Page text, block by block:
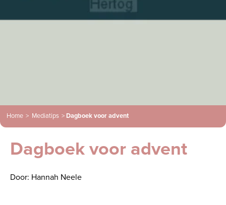
Home > Mediatips > Dagboek voor advent
Dagboek voor advent
Door: Hannah Neele